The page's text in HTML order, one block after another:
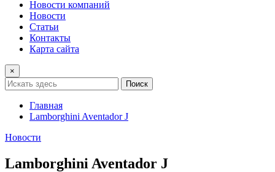
Новости компаний
Новости
Статьи
Контакты
Карта сайта
×
Поиск
Главная
Lamborghini Aventador J
Новости
Lamborghini Aventador J